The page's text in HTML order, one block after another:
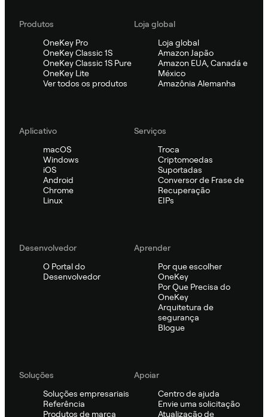
Produtos
OneKey Pro
OneKey Classic 1S
OneKey Classic 1S Pure
OneKey Lite
Ver todos os produtos
Loja global
Loja global
Amazon Japão
Amazon EUA, Canadá e
México
Amazônia Alemanha
Aplicativo
macOS
Windows
iOS
Android
Chrome
Linux
Serviços
Troca
Criptomoedas
Suportadas
Conversor de Frase de
Recuperação
EIPs
Desenvolvedor
O Portal do
Desenvolvedor
Aprender
Por que escolher
OneKey
Por Que Precisa do
OneKey
Arquitetura de
segurança
Blogue
Soluções
Soluções empresariais
Referência
Produtos de marca
Apoiar
Centro de ajuda
Envie uma solicitação
Atualização de